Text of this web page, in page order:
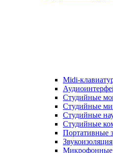
Midi-
Студийные
Студийные
Студийные
Студийные
Портативные
Звукоизоляция
Микрофонные